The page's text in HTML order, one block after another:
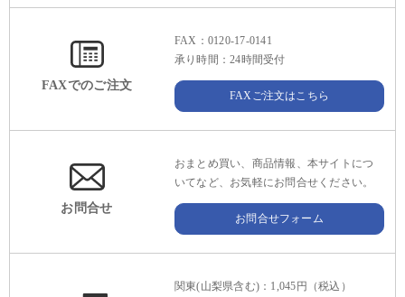
FAXでのご注文
FAX：0120-17-0141
承り時間：24時間受付
FAXご注文はこちら
お問合せ
おまとめ買い、商品情報、本サイトにつ
いてなど、お気軽にお問合せください。
お問合せフォーム
関東(山梨県含む)：1,045円（税込）